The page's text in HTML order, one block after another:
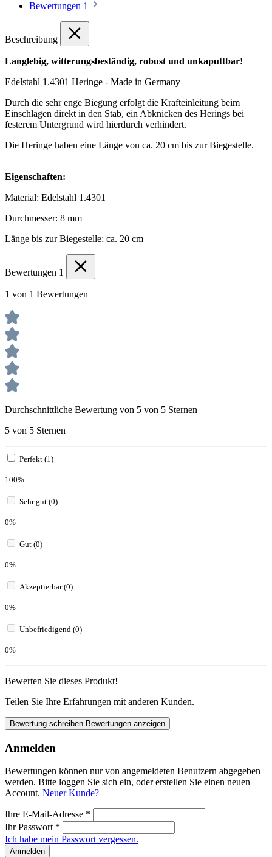
Bewertungen 1
Beschreibung
Langlebig, witterungsbeständig, robust und unkaputtbar!
Edelstahl 1.4301 Heringe - Made in Germany
Durch die sehr enge Biegung erfolgt die Krafteinleitung beim
Einschlagen direkt in den Stab, ein Abknicken des Herings bei
festerem Untergrund wird hierdurch verhindert.
Die Heringe haben eine Länge von ca. 20 cm bis zur Biegestelle.
Eigenschaften:
Material: Edelstahl 1.4301
Durchmesser: 8 mm
Länge bis zur Biegestelle: ca. 20 cm
Bewertungen 1
1 von 1 Bewertungen
Durchschnittliche Bewertung von 5 von 5 Sternen
5 von 5 Sternen
Perfekt (1)
100%
Sehr gut (0)
0%
Gut (0)
0%
Akzeptierbar (0)
0%
Unbefriedigend (0)
0%
Bewerten Sie dieses Produkt!
Teilen Sie Ihre Erfahrungen mit anderen Kunden.
Bewertung schreiben Bewertungen anzeigen
Anmelden
Bewertungen können nur von angemeldeten Benutzern abgegeben
werden. Bitte loggen Sie sich ein, oder erstellen Sie einen neuen
Account. Neuer Kunde?
Ihre E-Mail-Adresse *
Ihr Passwort *
Ich habe mein Passwort vergessen.
Anmelden